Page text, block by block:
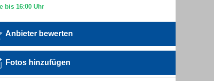
Anbieter bewerten
Fotos hinzufügen